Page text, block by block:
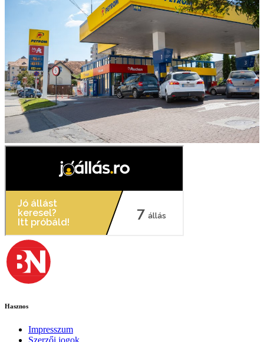
Hasznos
Impresszum
Szerzői jogok